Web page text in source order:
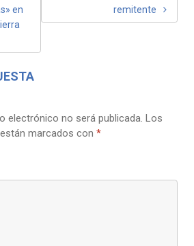
en
remitente
electrónico no será publicada. Los
marcados con *